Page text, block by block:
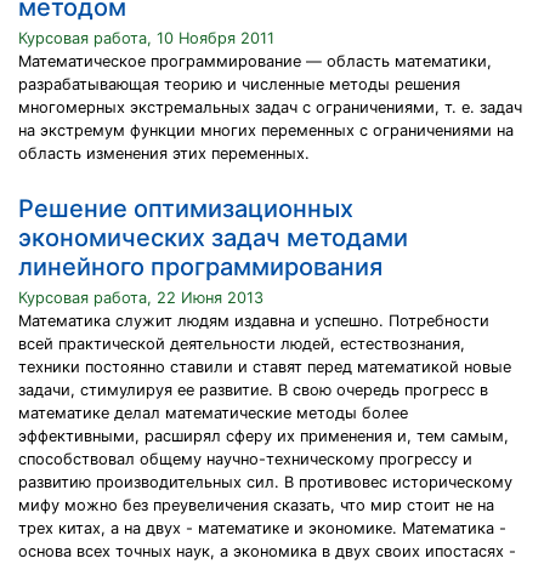
методом
Курсовая работа, 10 Ноября 2011
Математическое программирование — область математики,
разрабатывающая теорию и численные методы решения
многомерных экстремальных задач с ограничениями, т. е. задач
на экстремум функции многих переменных с ограничениями на
область изменения этих переменных.
Решение оптимизационных
экономических задач методами
линейного программирования
Курсовая работа, 22 Июня 2013
Математика служит людям издавна и успешно. Потребности
всей практической деятельности людей, естествознания,
техники постоянно ставили и ставят перед математикой новые
задачи, стимулируя ее развитие. В свою очередь прогресс в
математике делал математические методы более
эффективными, расширял сферу их применения и, тем самым,
способствовал общему научно-техническому прогрессу и
развитию производительных сил. В противовес историческому
мифу можно без преувеличения сказать, что мир стоит не на
трех китах, а на двух - математике и экономике. Математика -
основа всех точных наук, а экономика в двух своих ипостасях -